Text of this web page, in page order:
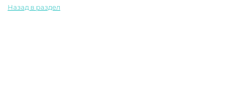
Назад в раздел